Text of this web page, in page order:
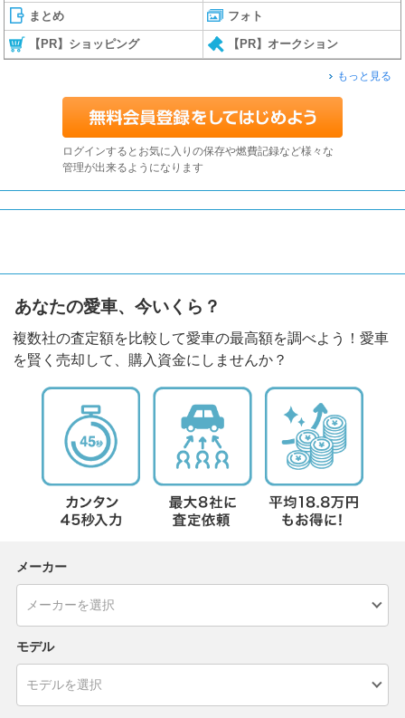
まとめ フォト
【PR】ショッピング 【PR】オークション
もっと見る
ログインするとお気に入りの保存や燃費記録など様々な
管理が出来るようになります
あなたの愛車、今いくら？
複数社の査定額を比較して愛車の最高額を調べよう！愛車
を賢く売却して、購入資金にしませんか？
メーカー
モデル